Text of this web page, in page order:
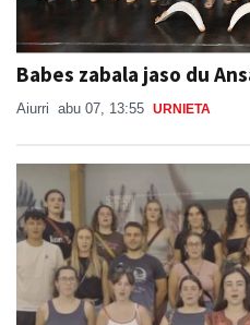
Babes zabala jaso du
Aiurri abu 07, 13:55 URNIETA